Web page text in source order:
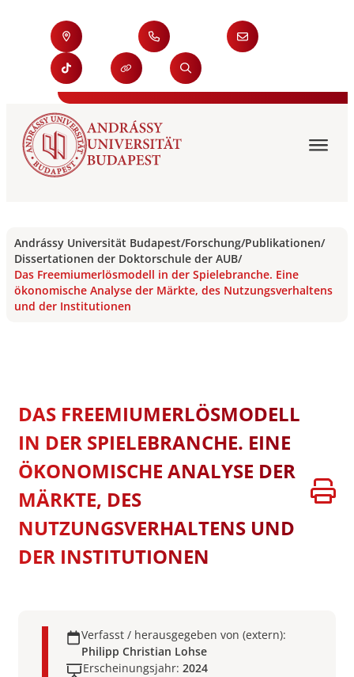
Andrássy Universität Budapest/Forschung/Publikationen/
Dissertationen der Doktorschule der AUB/
Das Freemiumerlösmodell in der Spielebranche. Eine
ökonomische Analyse der Märkte, des Nutzungsverhaltens
und der Institutionen
DAS FREEMIUMERLÖSMODELL
IN DER SPIELEBRANCHE. EINE
ÖKONOMISCHE ANALYSE DER
MÄRKTE, DES
NUTZUNGSVERHALTENS UND
DER INSTITUTIONEN
Verfasst / herausgegeben von (extern):
Philipp Christian Lohse
Erscheinungsjahr: 2024